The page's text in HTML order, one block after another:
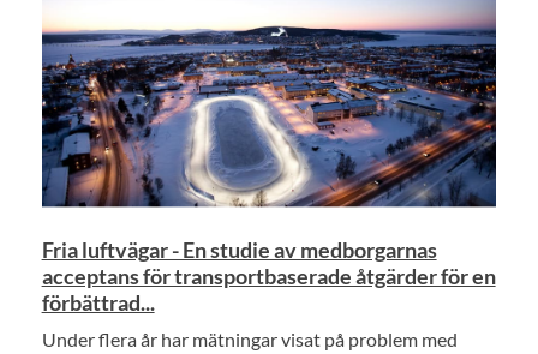
Fria luftvägar - En studie av medborgarnas
acceptans för transportbaserade åtgärder för en
förbättrad...
Under flera år har mätningar visat på problem med